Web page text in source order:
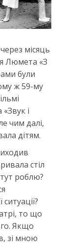
місяць
Люмета «З
були
ж 59-му
і
чим далі,
дітям.
стіл
роблю?
то що
Якщо
зі мною